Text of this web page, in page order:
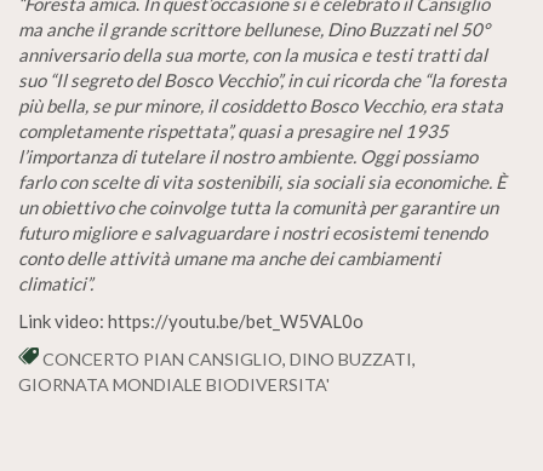
ma anche il grande scrittore bellunese, Dino Buzzati nel 50°
anniversario della sua morte, con la musica e testi tratti dal
suo “Il segreto del Bosco Vecchio”, in cui ricorda che “la foresta
più bella, se pur minore, il cosiddetto Bosco Vecchio, era stata
completamente rispettata”, quasi a presagire nel 1935
l’importanza di tutelare il nostro ambiente. Oggi possiamo
farlo con scelte di vita sostenibili, sia sociali sia economiche. È
un obiettivo che coinvolge tutta la comunità per garantire un
futuro migliore e salvaguardare i nostri ecosistemi tenendo
conto delle attività umane ma anche dei cambiamenti
climatici”.
Link video: https://youtu.be/bet_W5VAL0o
CONCERTO PIAN CANSIGLIO, DINO BUZZATI,
GIORNATA MONDIALE BIODIVERSITA'